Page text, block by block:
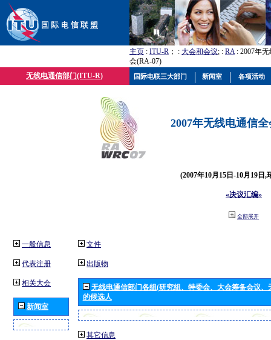
主页 : ITU-R ； : 大会和会议; : RA: 2007年
会(RA-07)
无线电通信部门(ITU-R)
2007年无线电通信
(2007年10月15日-10月19日,
«决议汇编»
全部展开
一般信息
代表注册
相关大会
新闻室
文件
出版物
无线电通信部门各组(研究组、特委会、大会筹备会议
的候选人
其它信息
国际电联三大部门 新闻室 各项活动